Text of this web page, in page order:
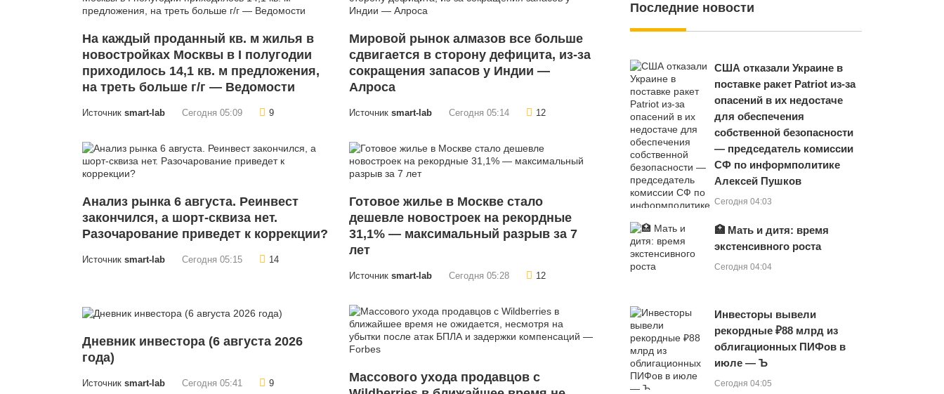
На каждый проданный кв. м жилья в
новостройках Москвы в I полугодии
приходилось 14,1 кв. м предложения,
на треть больше г/г — Ведомости
Источник smart-lab Сегодня 05:09 9
Мировой рынок алмазов все больше
сдвигается в сторону дефицита, из-за
сокращения запасов у Индии —
Алроса
Источник smart-lab Сегодня 05:14 12
Анализ рынка 6 августа. Реинвест
закончился, а шорт-сквиза нет.
Разочарование приведет к коррекции?
Источник smart-lab Сегодня 05:15 14
Готовое жилье в Москве стало
дешевле новостроек на рекордные
31,1% — максимальный разрыв за 7
лет
Источник smart-lab Сегодня 05:28 12
Дневник инвестора (6 августа 2026
года)
Источник smart-lab Сегодня 05:41 9
Массового ухода продавцов с
Последние новости
США отказали Украине в
поставке ракет Patriot из-за
опасений в их недостаче
для обеспечения
собственной безопасности
— председатель комиссии
СФ по информполитике
Алексей Пушков
Сегодня 04:03
🏥 Мать и дитя: время
экстенсивного роста
Сегодня 04:04
Инвесторы вывели
рекордные ₽88 млрд из
облигационных ПИФов в
июле — Ъ
Сегодня 04:05